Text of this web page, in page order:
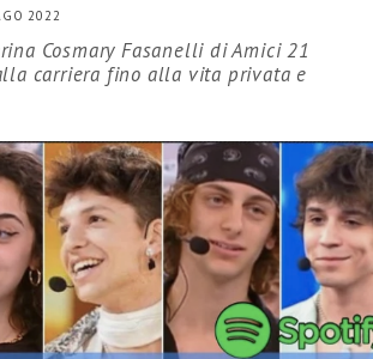
2022
Cosmary Fasanelli di Amici 21
carriera fino alla vita privata e